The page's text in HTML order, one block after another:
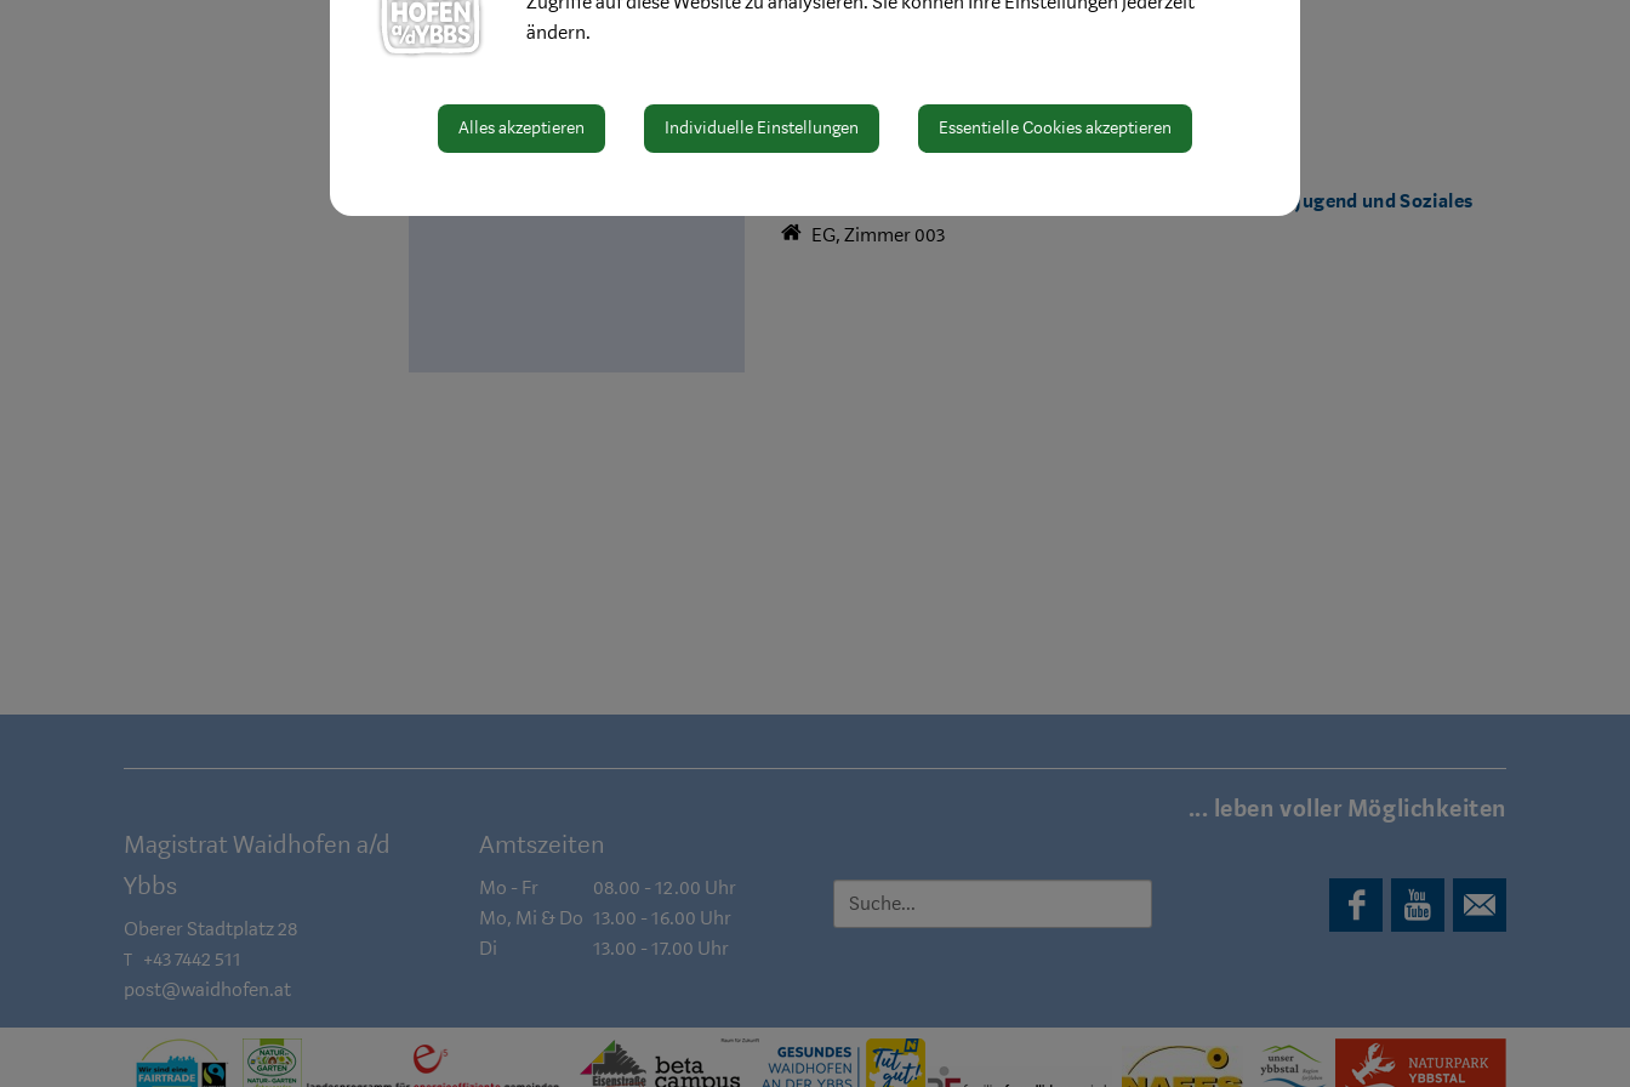
Brigitte Schagerl
EG, Zimmer 003
Bereich:
Referat Familie, Jugend und Soziales
... leben voller Möglichkeiten
Magistrat Waidhofen a/d
Ybbs
Oberer Stadtplatz 28
T +43 7442 511
post@waidhofen.at
Amtszeiten
Mo - Fr
08.00 - 12.00 Uhr
Mo, Mi & Do 13.00 - 16.00 Uhr
Di
13.00 - 17.00 Uhr
SUCHE
ändern.
Alles akzeptieren Individuelle Einstellungen Essentielle Cookies akzeptieren